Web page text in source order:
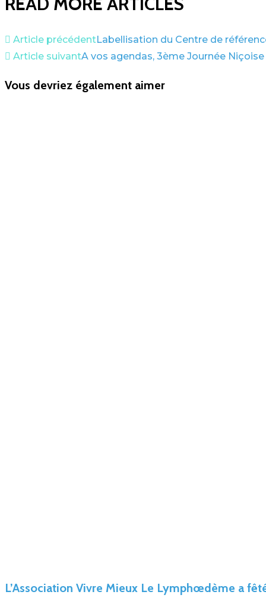
Article précédentLabellisation du Centre de
Article suivantA vos agendas, 3ème Journée
Vous devriez également aimer
L’Association Vivre Mieux Le Lymphœdème a